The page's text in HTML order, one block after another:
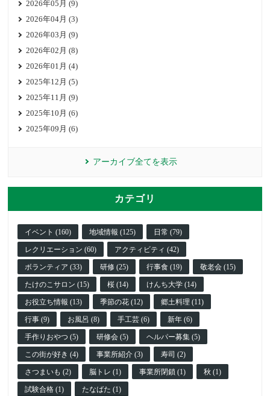
2026年05月 (9)
2026年04月 (3)
2026年03月 (9)
2026年02月 (8)
2026年01月 (4)
2025年12月 (5)
2025年11月 (9)
2025年10月 (6)
2025年09月 (6)
アーカイブ全てを表示
カテゴリ
イベント (160) 地域情報 (125) 日常 (79)
レクリエーション (60) アクティビティ (42)
ボランティア (33) 研修 (25) 行事食 (19) 敬老会 (15)
たけのこサロン (15) 桜 (14) けんち大学 (14)
お役立ち情報 (13) 季節の花 (12) 郷土料理 (11)
行事 (9) お風呂 (8) 手工芸 (6) 新年 (6)
手作りおやつ (5) 研修会 (5) ヘルパー募集 (5)
この街が好き (4) 事業所紹介 (3) 寿司 (2)
さつまいも (2) 脳トレ (1) 事業所閉鎖 (1) 秋 (1)
試験合格 (1) たなばた (1)